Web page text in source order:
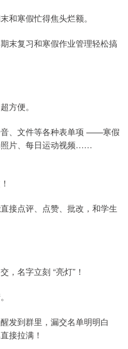
和寒假忙得焦头烂额。
末复习和寒假作业管理轻松搞
方便。
、文件等各种表单项 ——寒假
照片、每日运动视频……
接点评、点赞、批改，和学生
，名字立刻 “亮灯”！
发到群里，漏交名单明明白
接拉满！